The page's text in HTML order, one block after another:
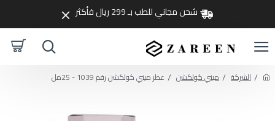
شحن مجاني للطب بـ 299 ريال فأكثر
الشركة ميني كولكشن عطر ميني كولكشن رقم 1039 - 25مل